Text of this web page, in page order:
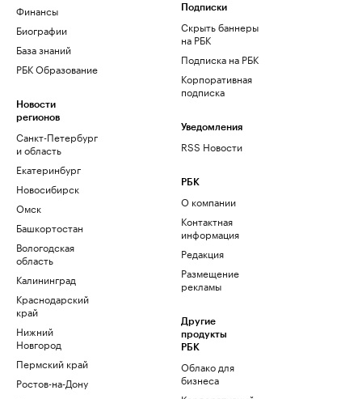
Финансы
Биографии
База знаний
РБК Образование
Новости
регионов
Санкт-Петербург
и область
Екатеринбург
Новосибирск
Омск
Башкортостан
Вологодская
область
Калининград
Краснодарский
край
Нижний
Новгород
Пермский край
Ростов-на-Дону
Подписки
Скрыть баннеры
на РБК
Подписка на РБК
Корпоративная
подписка
Уведомления
RSS Новости
РБК
О компании
Контактная
информация
Редакция
Размещение
рекламы
Другие
продукты
РБК
Облако для
бизнеса